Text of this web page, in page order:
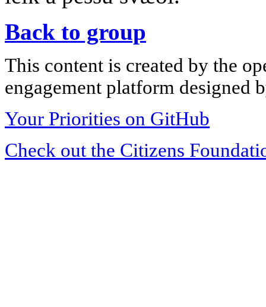
Back to group
This content is created by the
engagement platform designed
Your Priorities on GitHub
Check out the Citizens